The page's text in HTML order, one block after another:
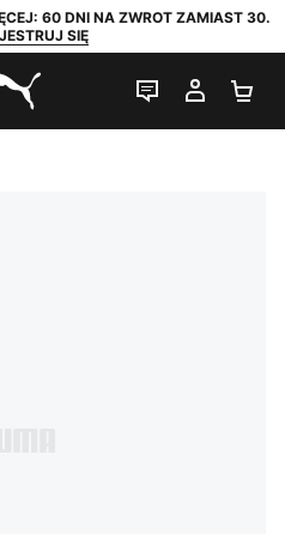
60 DNI NA ZWROT ZAMIAST 30.
SIĘ
CZAT NA
MOJE